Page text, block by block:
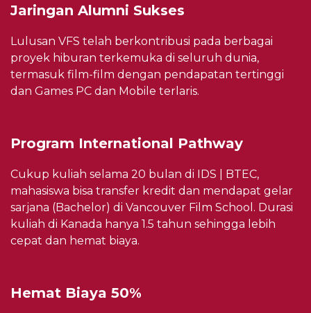
Jaringan Alumni Sukses
Lulusan VFS telah berkontribusi pada berbagai
proyek hiburan terkemuka di seluruh dunia,
termasuk film-film dengan pendapatan tertinggi
dan Games PC dan Mobile terlaris.
Program International Pathway
Cukup kuliah selama 20 bulan di IDS | BTEC,
mahasiswa bisa transfer kredit dan mendapat gelar
sarjana (Bachelor) di Vancouver Film School. Durasi
kuliah di Kanada hanya 1.5 tahun sehingga lebih
cepat dan hemat biaya.
Hemat Biaya 50%